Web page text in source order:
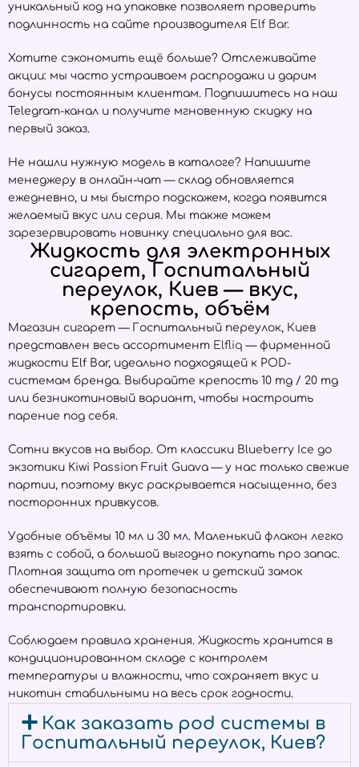
уникальный код на упаковке позволяет проверить
подлинность на сайте производителя Elf Bar.
Хотите сэкономить ещё больше? Отслеживайте
акции: мы часто устраиваем распродажи и дарим
бонусы постоянным клиентам. Подпишитесь на наш
Telegram-канал и получите мгновенную скидку на
первый заказ.
Не нашли нужную модель в каталоге? Напишите
менеджеру в онлайн-чат — склад обновляется
ежедневно, и мы быстро подскажем, когда появится
желаемый вкус или серия. Мы также можем
зарезервировать новинку специально для вас.
Жидкость для электронных
сигарет, Госпитальный
переулок, Киев — вкус,
крепость, объём
Магазин сигарет — Госпитальный переулок, Киев
представлен весь ассортимент Elfliq — фирменной
жидкости Elf Bar, идеально подходящей к POD-
системам бренда. Выбирайте крепость 10 mg / 20 mg
или безникотиновый вариант, чтобы настроить
парение под себя.
Сотни вкусов на выбор. От классики Blueberry Ice до
экзотики Kiwi Passion Fruit Guava — у нас только свежие
партии, поэтому вкус раскрывается насыщенно, без
посторонних привкусов.
Удобные объёмы 10 мл и 30 мл. Маленький флакон легко
взять с собой, а большой выгодно покупать про запас.
Плотная защита от протечек и детский замок
обеспечивают полную безопасность
транспортировки.
Соблюдаем правила хранения. Жидкость хранится в
кондиционированном складе с контролем
температуры и влажности, что сохраняет вкус и
никотин стабильными на весь срок годности.
Как заказать pod системы в
Госпитальный переулок, Киев?